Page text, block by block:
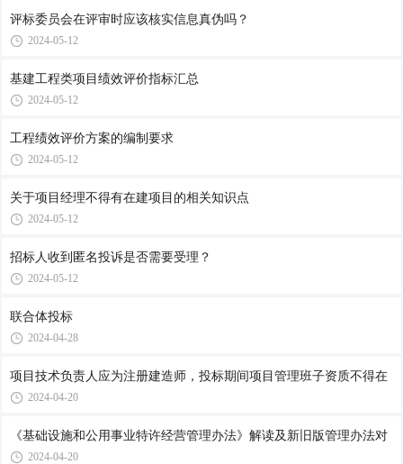
评标委员会在评审时应该核实信息真伪吗？
2024-05-12
基建工程类项目绩效评价指标汇总
2024-05-12
工程绩效评价方案的编制要求
2024-05-12
关于项目经理不得有在建项目的相关知识点
2024-05-12
招标人收到匿名投诉是否需要受理？
2024-05-12
联合体投标
2024-04-28
项目技术负责人应为注册建造师，投标期间项目管理班子资质不得在
2024-04-20
《基础设施和公用事业特许经营管理办法》解读及新旧版管理办法对
2024-04-20